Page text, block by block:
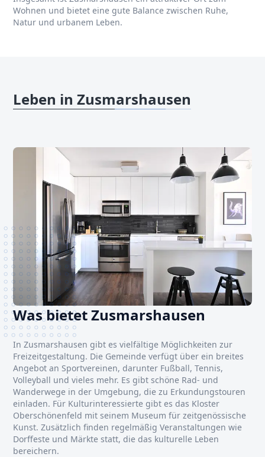
Wohnen und bietet eine gute Balance zwischen Ruhe,
Natur und urbanem Leben.
Leben in Zusmarshausen
Was bietet Zusmarshausen
In Zusmarshausen gibt es vielfältige Möglichkeiten zur
Freizeitgestaltung. Die Gemeinde verfügt über ein breites
Angebot an Sportvereinen, darunter Fußball, Tennis,
Volleyball und vieles mehr. Es gibt schöne Rad- und
Wanderwege in der Umgebung, die zu Erkundungstouren
einladen. Für Kulturinteressierte gibt es das Kloster
Oberschönenfeld mit seinem Museum für zeitgenössische
Kunst. Zusätzlich finden regelmäßig Veranstaltungen wie
Dorffeste und Märkte statt, die das kulturelle Leben
bereichern.